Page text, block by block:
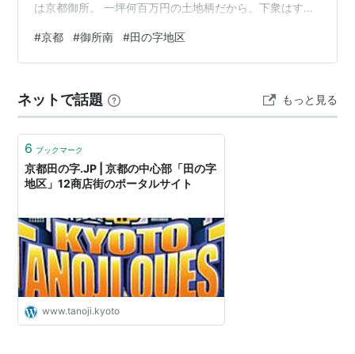
は京都御所。 一坪何百万円の土地柄だから、下衆はすぐ
#京都 #御所南 #田の字地区
ネットで話題 もっと見る
6 ブックマーク
京都田の字.JP | 京都の中心部「田の字
地区」12商店街のポータルサイト
www.tanoji.kyoto